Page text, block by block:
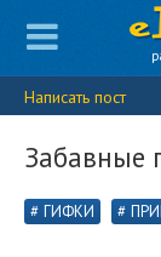
Написать пост
Забавные
ГИФКИ